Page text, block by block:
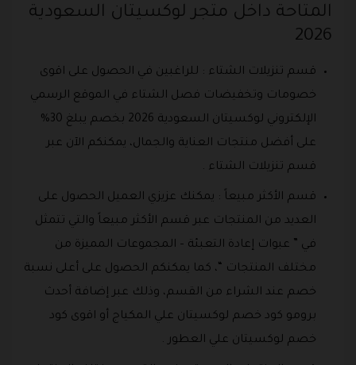
المتاحة داخل متجر لوكسيتان السعودية
2026
قسم تنزيلات الشتاء : للراغبين في الحصول على اقوى
خصومات وتخفيضات فصل الشتاء في الموقع الرسمي
الإلكتروني لوكسيتان السعودية 2026 بخصم يبلغ 30%
على أفضل منتجات العناية والجمال، يمكنكم الآن عبر
قسم تنزيلات الشتاء .
قسم الأكثر مبيعاً : يمكنك عزيزي العميل الحصول على
العديد من المنتجات عبر قسم الأكثر مبيعاً والتي تتمثل
في ” عبوات إعادة التعبئة – المجموعات المميزة من
مختلف المنتجات “، كما يمكنكم الحصول على أعلى نسبة
خصم عند الشراء من القسم، وذلك عبر إضافة أحدث
برومو كود خصم لوكسيتان علي المكياج أو اقوى كود
خصم لوكسيتان علي العطور .